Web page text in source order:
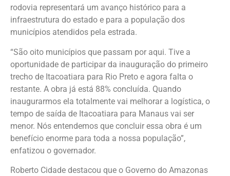
rodovia representará um avanço histórico para a
infraestrutura do estado e para a população dos
municípios atendidos pela estrada.
“São oito municípios que passam por aqui. Tive a
oportunidade de participar da inauguração do primeiro
trecho de Itacoatiara para Rio Preto e agora falta o
restante. A obra já está 88% concluída. Quando
inaugurarmos ela totalmente vai melhorar a logística, o
tempo de saída de Itacoatiara para Manaus vai ser
menor. Nós entendemos que concluir essa obra é um
benefício enorme para toda a nossa população”,
enfatizou o governador.
Roberto Cidade destacou que o Governo do Amazonas